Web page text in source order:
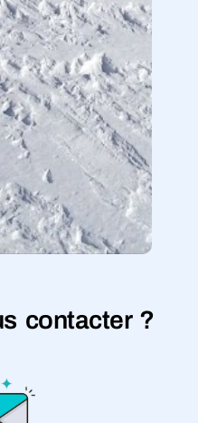
contacter ?